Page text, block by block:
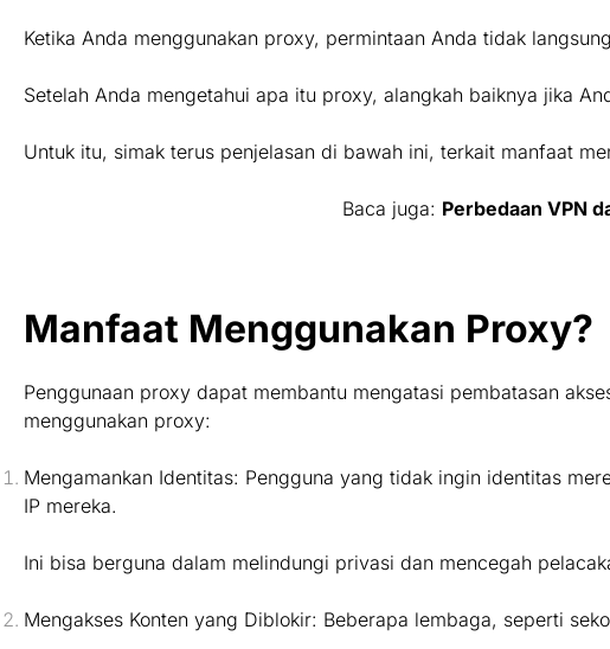
Ketika Anda menggunakan proxy, permintaan Anda tidak
Setelah Anda mengetahui apa itu proxy, alangkah baiknya jika
Untuk itu, simak terus penjelasan di bawah ini, terkait manfaat
Baca juga: Perbedaan VPN
Manfaat Menggunakan Proxy?
Penggunaan proxy dapat membantu mengatasi pembatasan
menggunakan proxy:
Mengamankan Identitas: Pengguna yang tidak ingin identitas
IP mereka.
Ini bisa berguna dalam melindungi privasi dan mencegah
Mengakses Konten yang Diblokir: Beberapa lembaga, seperti